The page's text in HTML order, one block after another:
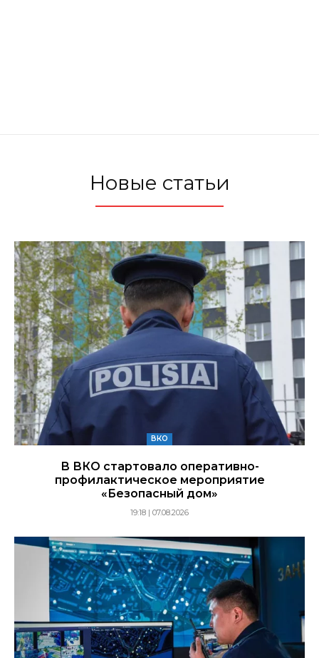
Новые статьи
ВКО
В ВКО стартовало оперативно-
профилактическое мероприятие
«Безопасный дом»
19:18 | 07.08.2026